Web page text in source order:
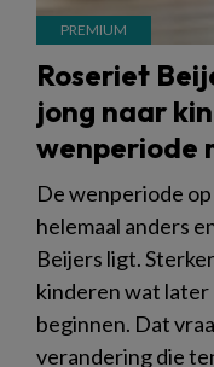
Roseriet
jong naar
wenperiode
De wenperiode
helemaal anders
Beijers ligt.
kinderen wat later
beginnen. Dat
verandering die